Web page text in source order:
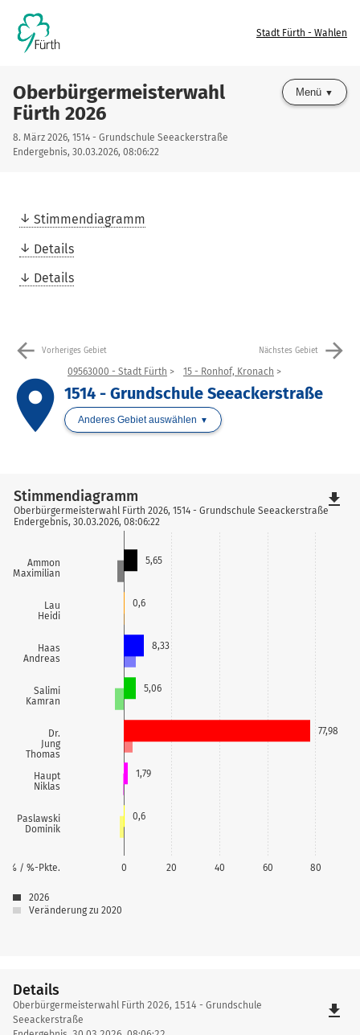
Stadt Fürth - Wahlen
Oberbürgermeisterwahl
Fürth 2026
8. März 2026, 1514 - Grundschule Seeackerstraße
Endergebnis, 30.03.2026, 08:06:22
Menü
Stimmendiagramm
Details
Details
arrow_back Vorheriges Gebiet Nächstes Gebiet arrow_forward
place
09563000 - Stadt Fürth 15 - Ronhof, Kronach
1514 - Grundschule Seeackerstraße
Anderes Gebiet auswählen
Ammon
Maximilian
Lau
Heidi
Haas
Andreas
Salimi
Kamran
Dr.
Jung
Thomas
Haupt
Niklas
Paslawski
Dominik
0 20 40 60 80
% / %-Pkte.
5,65
0,6
8,33
5,06
77,98
1,79
0,6
Stimmendiagramm
Oberbürgermeisterwahl Fürth 2026, 1514 - Grundschule Seeackerstraße
Endergebnis, 30.03.2026, 08:06:22
2026
Veränderung zu 2020
file_download
Details
Details
Oberbürgermeisterwahl Fürth 2026, 1514 - Grundschule
Seeackerstraße
file_download